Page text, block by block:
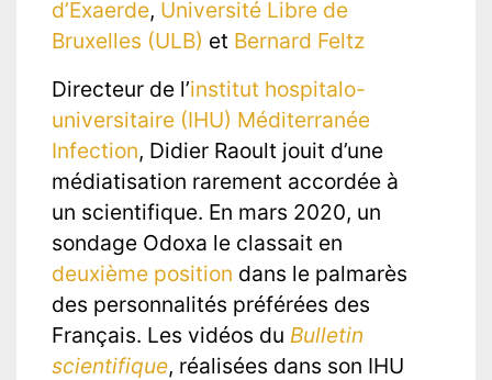
d’Exaerde, Université Libre de
Bruxelles (ULB) et Bernard Feltz
Directeur de l’institut hospitalo-
universitaire (IHU) Méditerranée
Infection, Didier Raoult jouit d’une
médiatisation rarement accordée à
un scientifique. En mars 2020, un
sondage Odoxa le classait en
deuxième position dans le palmarès
des personnalités préférées des
Français. Les vidéos du Bulletin
scientifique, réalisées dans son IHU